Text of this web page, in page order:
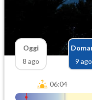
Oggi
8 ago
9 ago
06:04